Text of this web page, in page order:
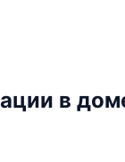
в